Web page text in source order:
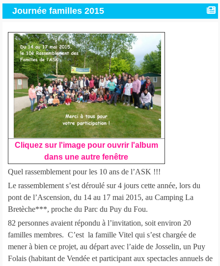
Journée familles 2015
Cliquez sur l'image pour ouvrir l'album
dans une autre fenêtre
Quel rassemblement pour les 10 ans de l’ASK !!!
Le rassemblement s’est déroulé sur 4 jours cette année, lors du
pont de l’Ascension, du 14 au 17 mai 2015, au Camping La
Bretèche***, proche du Parc du Puy du Fou.
82 personnes avaient répondu à l’invitation, soit environ 20
familles membres. C’est la famille Vitel qui s’est chargée de
mener à bien ce projet, au départ avec l’aide de Josselin, un Puy
Folais (habitant de Vendée et participant aux spectacles annuels de